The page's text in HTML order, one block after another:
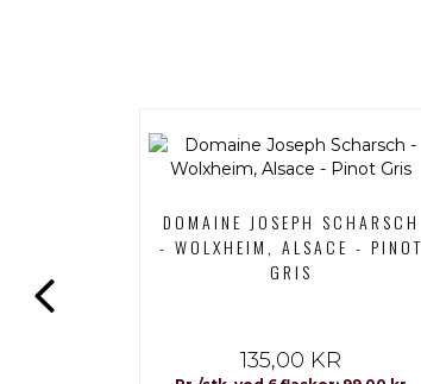
NOIR
DOMAINE JOSEPH SCHARSCH
- WOLXHEIM, ALSACE - PINOT
GRIS
135,00 KR